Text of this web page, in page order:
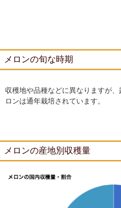
メロンの旬な時期
収穫地や品種などに異なりますが
ロンは通年栽培されています。
メロンの産地別収穫量